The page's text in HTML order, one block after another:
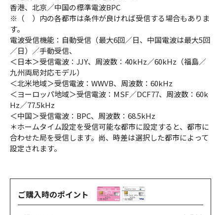
香港、北京／中国の標準電波BPC
※（ ）内の各都市は条件が良ければ受信する場合もありま
す。
電波受信機能：自動受信（最大6回／日、中国電波は最大5回
／日）／手動受信、
＜日本＞受信電波：JJY、周波数：40kHz／60kHz（福島／
九州両局対応モデル）
＜北米地域＞受信電波：WWVB、周波数：60kHz
＜ヨーロッパ地域＞受信電波：MSF／DCF77、周波数：60k
Hz／77.5kHz
＜中国＞受信電波：BPC、周波数：68.5kHz
＊ホームタイム設定を受信可能な都市に設定すると、都市に
合わせた局を受信します。尚、時差は選択した都市によって
設定されます。
ご購入時のポイント